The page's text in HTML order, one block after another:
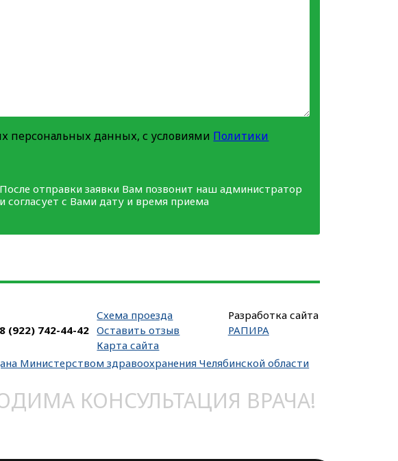
персональных данных, с условиями Политики
После отправки заявки Вам позвонит наш администратор
и согласует с Вами дату и время приема
8 (922) 742-44-42
Схема проезда
Оставить отзыв
Карта сайта
Министерством здравоохранения Челябинской области
КОНСУЛЬТАЦИЯ ВРАЧА!
Разработка сайта
РАПИРА